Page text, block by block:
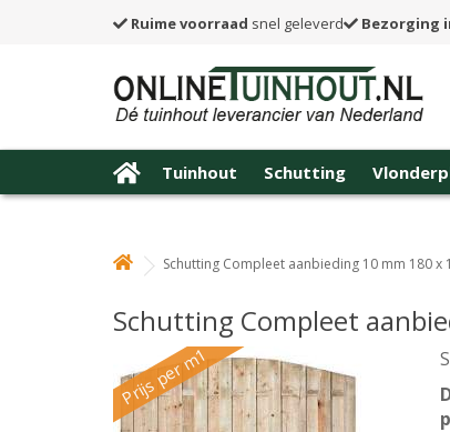
Ruime voorraad snel geleverd Bezorging
Tuinhout Schutting
Schutting Compleet aanbieding 10 mm 180 x
Schutting Compleet
Prijs per m1